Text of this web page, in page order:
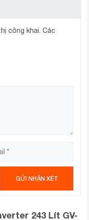
còn là nỗi lo lắng
với khả năng
trì nhiệt độ luôn ổn
tiết kiệm điện năng.
chiều lan tỏa
công khai. Các
243 Lít GV-